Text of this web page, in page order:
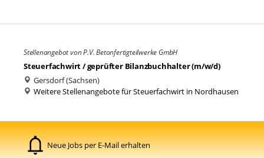
Stellenangebot von P.V. Betonfertigteilwerke GmbH
Steuerfachwirt / geprüfter Bilanzbuchhalter (m/w/d)
Gersdorf (Sachsen)
Weitere Stellenangebote für Steuerfachwirt in Nordhausen
Neue Jobs per E-Mail erhalten